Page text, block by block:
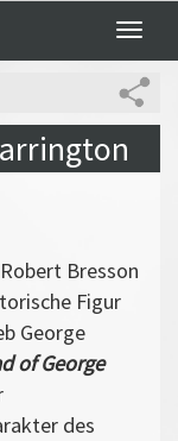
Toggle
Bresson
Figur
George
of George
des